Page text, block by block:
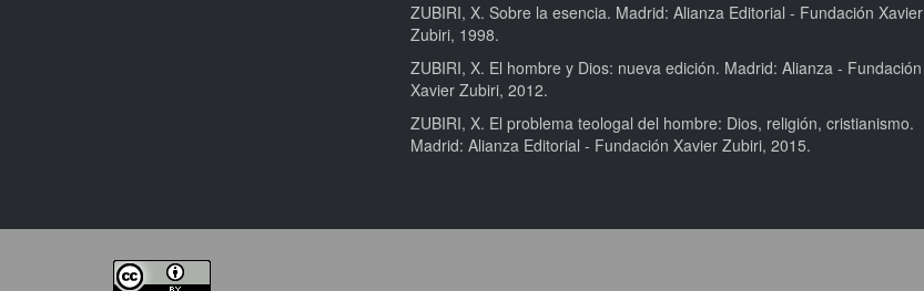
ZUBIRI, X. Sobre la esencia. Madrid: Alianza Editorial - Fundación Xavier
Zubiri, 1998.
ZUBIRI, X. El hombre y Dios: nueva edición. Madrid: Alianza - Fundación
Xavier Zubiri, 2012.
ZUBIRI, X. El problema teologal del hombre: Dios, religión, cristianismo.
Madrid: Alianza Editorial - Fundación Xavier Zubiri, 2015.